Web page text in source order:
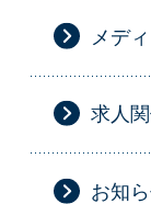
メデ
求人
お知